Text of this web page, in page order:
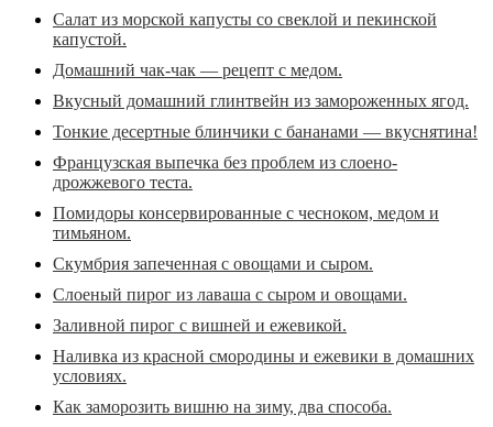
Салат из морской капусты со свеклой и пекинской
капустой.
Домашний чак-чак — рецепт с медом.
Вкусный домашний глинтвейн из замороженных ягод.
Тонкие десертные блинчики с бананами — вкуснятина!
Французская выпечка без проблем из слоено-
дрожжевого теста.
Помидоры консервированные с чесноком, медом и
тимьяном.
Скумбрия запеченная с овощами и сыром.
Слоеный пирог из лаваша с сыром и овощами.
Заливной пирог с вишней и ежевикой.
Наливка из красной смородины и ежевики в домашних
условиях.
Как заморозить вишню на зиму, два способа.